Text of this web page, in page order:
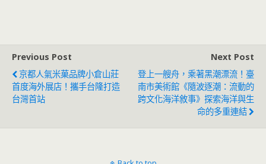
Previous Post
京都人氣米菓品牌小倉山莊
首度海外展店！攜手台隆打造
台灣首站
Next Post
登上一艘舟，乘著黑潮漂流！臺
南市美術館《隨波逐潮：流動的
跨文化海洋敘事》探索海洋與生
命的多重連結